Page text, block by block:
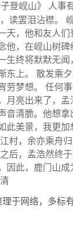
子登岘山》 人事
读罢泪沾襟。
天，他和友人
他，在岘山树
生终将默默无
东上。 散发乘
劳梦想。 任何
月亮出来了，
音清脆。他想
此美景，我更加
村，余亦乘舟
后，孟浩然终
因此，鹿门山
于网络，多标